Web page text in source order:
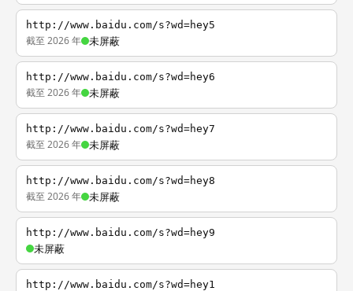
http://www.baidu.com/s?wd=hey5
截至 2026 年 未屏蔽
http://www.baidu.com/s?wd=hey6
截至 2026 年 未屏蔽
http://www.baidu.com/s?wd=hey7
截至 2026 年 未屏蔽
http://www.baidu.com/s?wd=hey8
截至 2026 年 未屏蔽
http://www.baidu.com/s?wd=hey9
未屏蔽
http://www.baidu.com/s?wd=hey1